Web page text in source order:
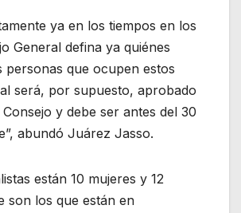
ya en los tiempos en los
General defina ya quiénes
personas que ocupen estos
será, por supuesto, aprobado
y debe ser antes del 30
abundó Juárez Jasso.
están 10 mujeres y 12
son los que están en